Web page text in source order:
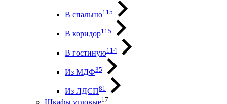
В спальню115
В коридор115
В гостиную114
Из МДФ35
Из ЛДСП81
Шкафы угловые17